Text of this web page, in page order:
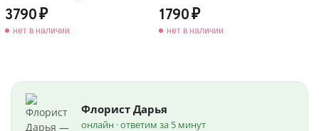
3790
нет в наличии
1790
нет в наличии
Флорист Дарья
онлайн · ответим за 5 минут